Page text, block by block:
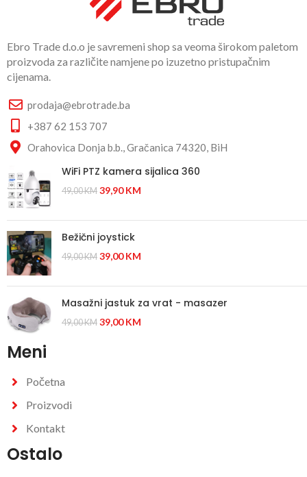
Ebro Trade d.o.o je savremeni shop sa veoma širokom paletom
proizvoda za različite namjene po izuzetno pristupačnim
cijenama.
prodaja@ebrotrade.ba
+387 62 153 707
Orahovica Donja b.b., Gračanica 74320, BiH
WiFi PTZ kamera sijalica 360
49,00KM 39,90KM
Bežični joystick
49,00KM 39,00KM
Masažni jastuk za vrat - masazer
49,00KM 39,00KM
Meni
Početna
Proizvodi
Kontakt
Ostalo